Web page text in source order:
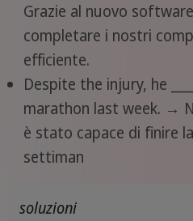
Grazie al nuovo
completare i nostri
efficiente.
Despite the injury, he
marathon last week. →
è stato capace di finire
settiman
soluzioni